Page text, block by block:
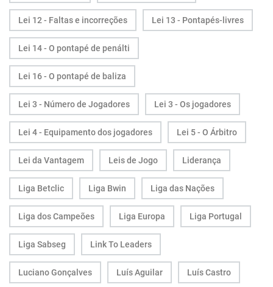
Lei 12 - Faltas e incorreções Lei 13 - Pontapés-livres
Lei 14 - O pontapé de penálti
Lei 16 - O pontapé de baliza
Lei 3 - Número de Jogadores Lei 3 - Os jogadores
Lei 4 - Equipamento dos jogadores Lei 5 - O Árbitro
Lei da Vantagem Leis de Jogo Liderança
Liga Betclic Liga Bwin Liga das Nações
Liga dos Campeões Liga Europa Liga Portugal
Liga Sabseg Link To Leaders
Luciano Gonçalves Luís Aguilar Luís Castro